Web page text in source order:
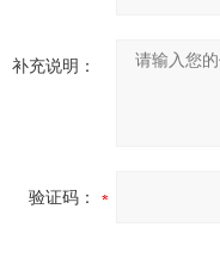
补充说明：
验证码：